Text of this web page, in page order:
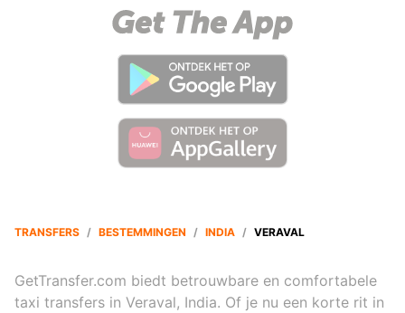
TRANSFERS / BESTEMMINGEN / INDIA / VERAVAL
GetTransfer.com biedt betrouwbare en comfortabele
taxi transfers in Veraval, India. Of je nu een korte rit in